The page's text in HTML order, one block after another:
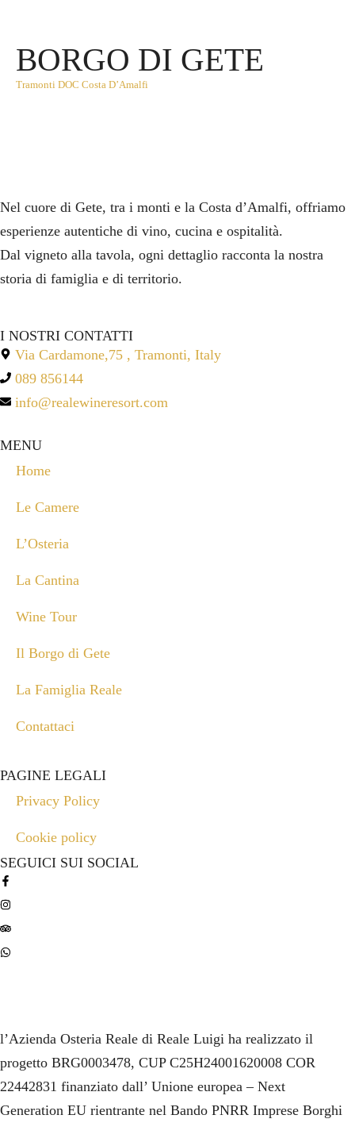
BORGO DI GETE
Tramonti DOC Costa D’Amalfi
Nel cuore di Gete, tra i monti e la Costa d’Amalfi, offriamo
esperienze autentiche di vino, cucina e ospitalità.
Dal vigneto alla tavola, ogni dettaglio racconta la nostra
storia di famiglia e di territorio.
I NOSTRI CONTATTI
Via Cardamone,75 , Tramonti, Italy
089 856144
info@realewineresort.com
MENU
Home
Le Camere
L’Osteria
La Cantina
Wine Tour
Il Borgo di Gete
La Famiglia Reale
Contattaci
PAGINE LEGALI
Privacy Policy
Cookie policy
SEGUICI SUI SOCIAL
l’Azienda Osteria Reale di Reale Luigi ha realizzato il
progetto BRG0003478, CUP C25H24001620008 COR
22442831 finanziato dall’ Unione europea – Next
Generation EU rientrante nel Bando PNRR Imprese Borghi